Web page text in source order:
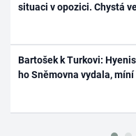
situaci v opozici. Chystá
Bartošek k Turkovi:
ho Sněmovna vydala,